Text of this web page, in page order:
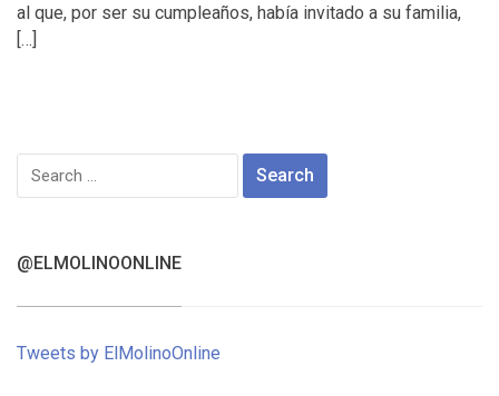
al que, por ser su cumpleaños, había invitado a su familia,
[…]
Search
@ELMOLINOONLINE
Tweets by ElMolinoOnline